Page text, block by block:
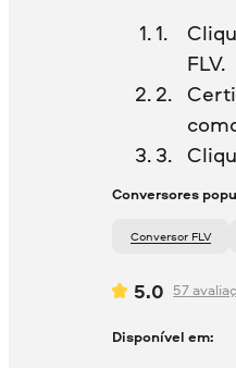
FLV.
Conversores
Conversor FLV
5.0 57
Disponível em: